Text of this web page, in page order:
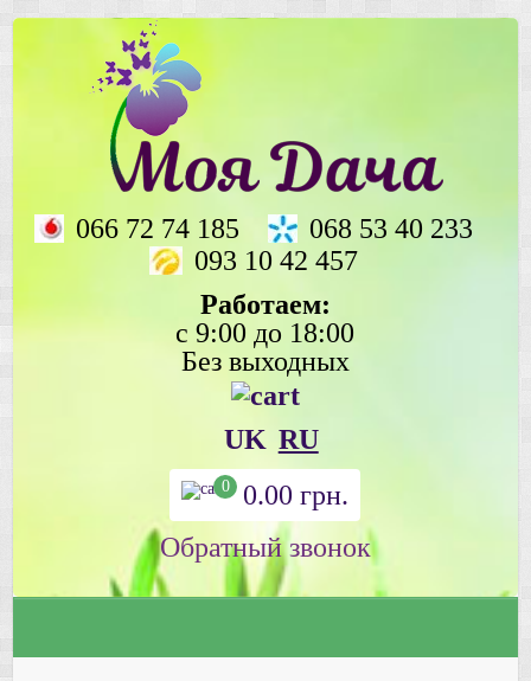
066 72 74 185
068 53 40 233
093 10 42 457
Работаем:
с 9:00 до 18:00
Без выходных
UK RU
0 0.00грн.